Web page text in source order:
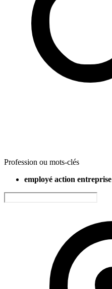
Profession ou mots-clés
employé action entreprise